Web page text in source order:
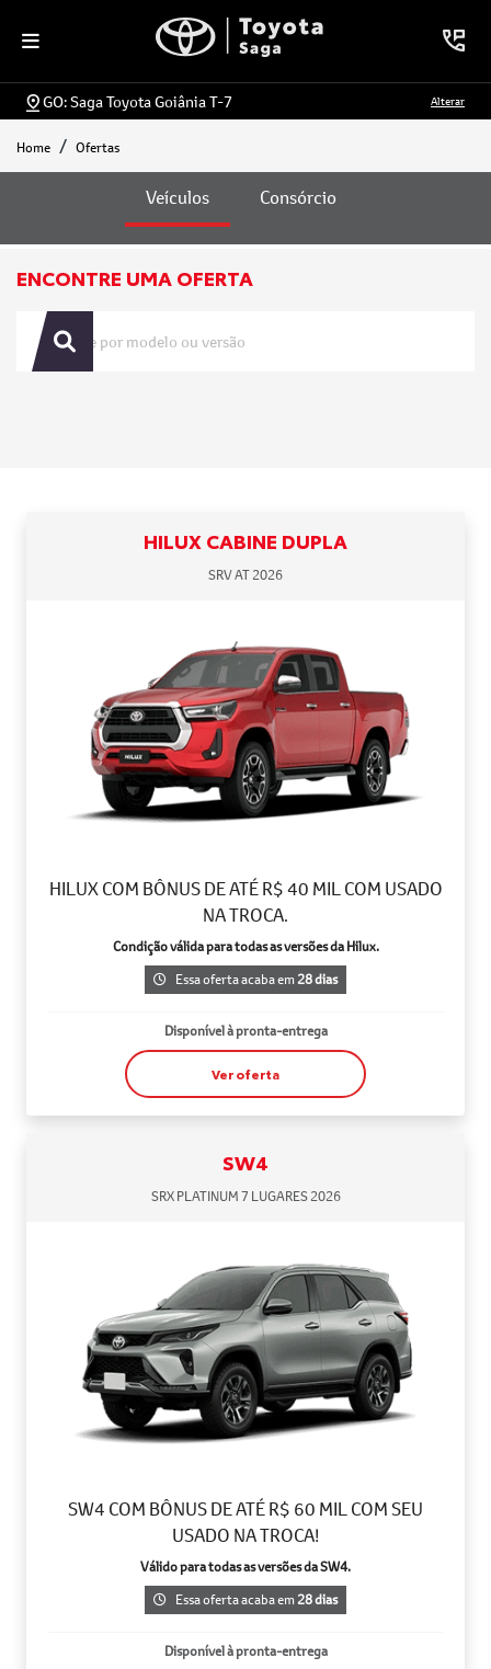
GO: Saga Toyota Goiânia T-7 Alterar
Home Ofertas
Veículos Consórcio
Ofertas
ENCONTRE UMA OFERTA
HILUX CABINE DUPLA
SRV AT 2026
HILUX COM BÔNUS DE ATÉ R$ 40 MIL COM USADO
NA TROCA.
Condição válida para todas as versões da Hilux.
Essa oferta acaba em28 dias
Disponível à pronta-entrega
Ver oferta
SW4
SRX PLATINUM 7 LUGARES 2026
SW4 COM BÔNUS DE ATÉ R$ 60 MIL COM SEU
USADO NA TROCA!
Válido para todas as versões da SW4.
Essa oferta acaba em28 dias
Disponível à pronta-entrega